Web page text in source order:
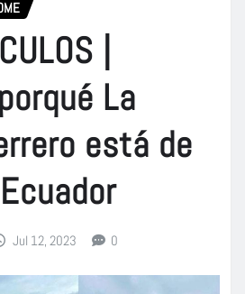
|
La
está de
Jul 12, 2023 0